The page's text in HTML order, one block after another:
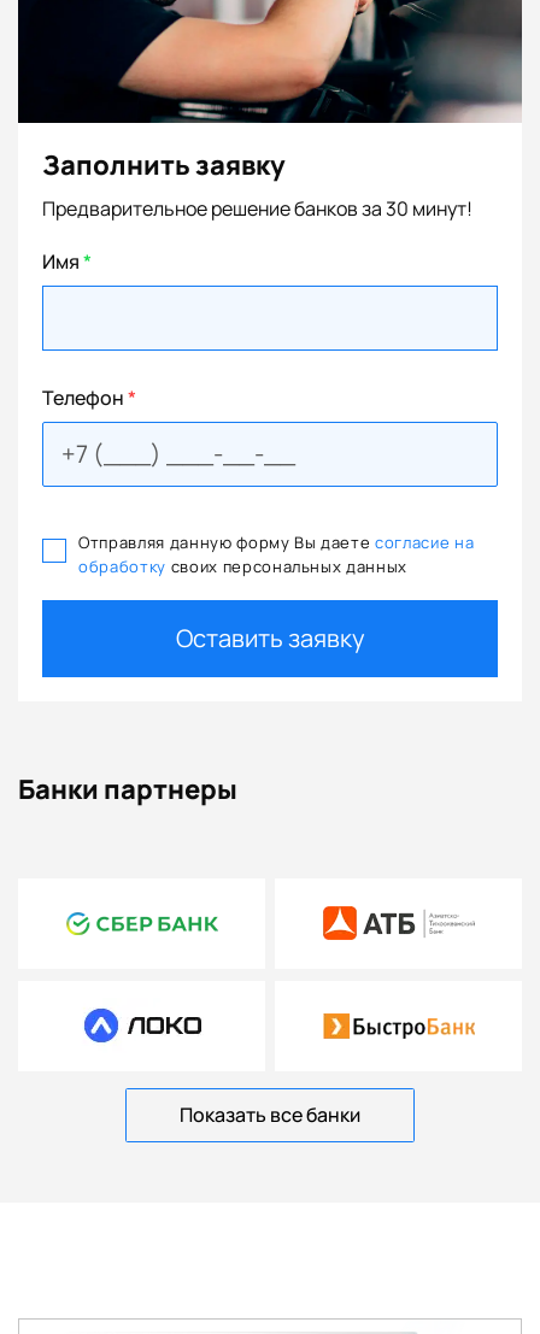
Заполнить заявку
Предварительное решение банков за 30 минут!
Имя*
Телефон*
Отправляя данную форму Вы даете согласие на
обработку своих персональных данных
Оставить заявку
Банки партнеры
Показать все банки